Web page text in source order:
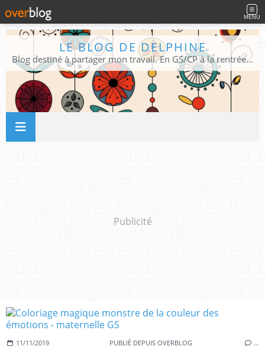
MENU
LE BLOG DE DELPHINE
Blog destiné à partager mon travail. En GS/CP à la rentrée 2026/2027 !
Publicité
11/11/2019 PUBLIÉ DEPUIS OVERBLOG …